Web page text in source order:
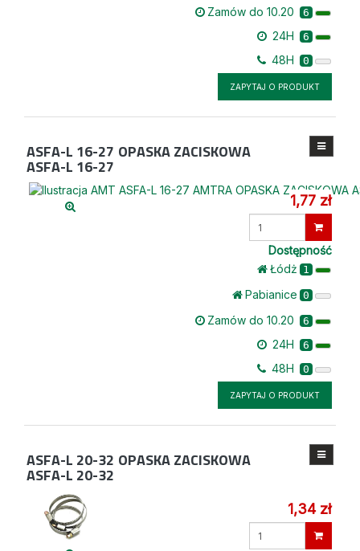
Zamów do 10.20 6
24H 6
48H 0
ZAPYTAJ O PRODUKT
ASFA-L 16-27 OPASKA ZACISKOWA
ASFA-L 16-27
1,77 zł
Dostępność
Łódż 1
Pabianice 0
Zamów do 10.20 6
24H 6
48H 0
ZAPYTAJ O PRODUKT
ASFA-L 20-32 OPASKA ZACISKOWA
ASFA-L 20-32
1,34 zł